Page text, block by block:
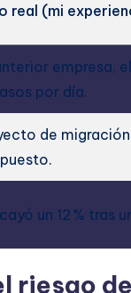
real (mi
empresa,
por día.
de
cayó un 12 % tras
riesgo